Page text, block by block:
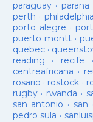
paraguay· parana
perth ·philadelphia
porto alegre ·
puerto montt·
quebec·
reading · recife
centreafricana ·
rosario · rostock ·
rugby· rwanda ·
san antonio · san
pedro sula ·